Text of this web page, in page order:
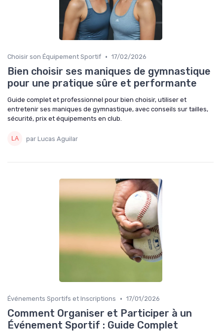
Choisir son Équipement Sportif • 17/02/2026
Bien choisir ses maniques de gymnastique
pour une pratique sûre et performante
Guide complet et professionnel pour bien choisir, utiliser et
entretenir ses maniques de gymnastique, avec conseils sur tailles,
sécurité, prix et équipements en club.
par Lucas Aguilar
Événements Sportifs et Inscriptions • 17/01/2026
Comment Organiser et Participer à un
Événement Sportif : Guide Complet